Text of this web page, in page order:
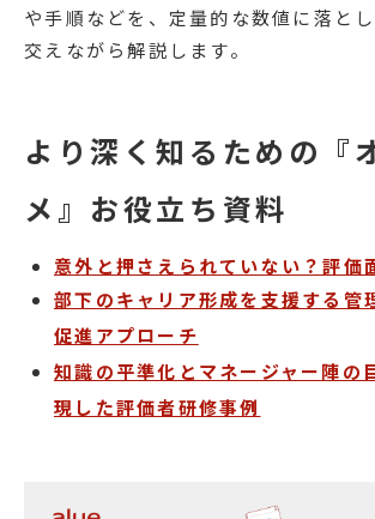
や手順などを、定量的な数値に落と
交えながら解説します。
より深く知るための『
メ』お役立ち資料
意外と押さえられていない？評価
部下のキャリア形成を支援する管
促進アプローチ
知識の平準化とマネージャー陣の
現した評価者研修事例